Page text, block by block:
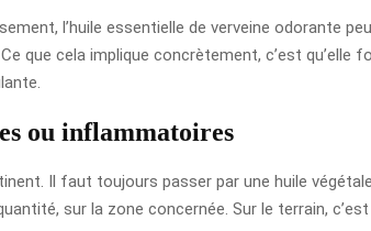
l’huile essentielle de verveine odorante
que cela implique concrètement, c’est
ou inflammatoires
Il faut toujours passer par une huile
sur la zone concernée. Sur le terrain,